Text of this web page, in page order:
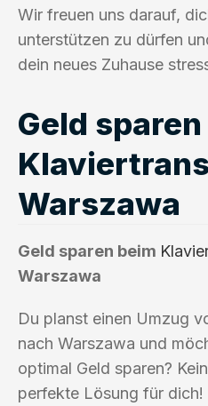
Wir freuen uns darauf,
unterstützen zu dürfen
dein neues Zuhause
Geld
Warszawa
Geld sparen beim
Warszawa
Du planst einen Umzug
nach Warszawa und
optimal Geld sparen?
perfekte Lösung für dich!